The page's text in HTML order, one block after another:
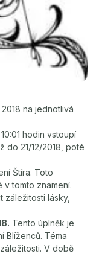
na jednotlivá
hodin vstoupí
do 21/12/2018, poté
Štíra. Toto
tomto znamení.
záležitosti lásky,
Tento úplněk je
Blíženců. Téma
V době